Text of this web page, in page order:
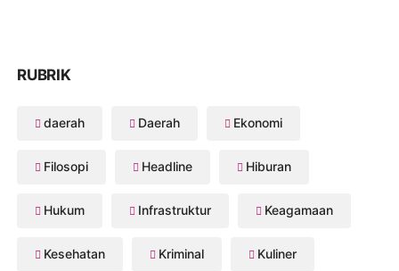
RUBRIK
daerah Daerah Ekonomi
Filosopi Headline Hiburan
Hukum Infrastruktur Keagamaan
Kesehatan Kriminal Kuliner